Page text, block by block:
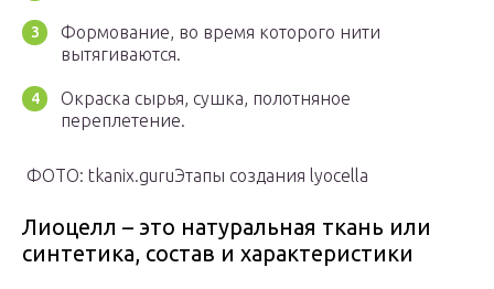
Формование, во время которого нити
вытягиваются.
Окраска сырья, сушка, полотняное
переплетение.
ФОТО: tkanix.guruЭтапы создания lyocella
Лиоцелл – это натуральная ткань или
синтетика, состав и характеристики